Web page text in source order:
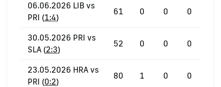
06.06.2026 LIB vs
PRI (1:4)
61 0 0 0
30.05.2026 PRI vs
SLA (2:3)
52 0 0 0
23.05.2026 HRA vs
PRI (0:2)
80 1 0 0